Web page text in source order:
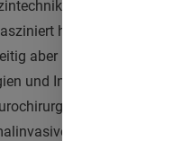
zu investieren, hat
hat. Medizintechnik
aber noch erhebliches
und Innovationen werden
kardiovaskulären
roboter-